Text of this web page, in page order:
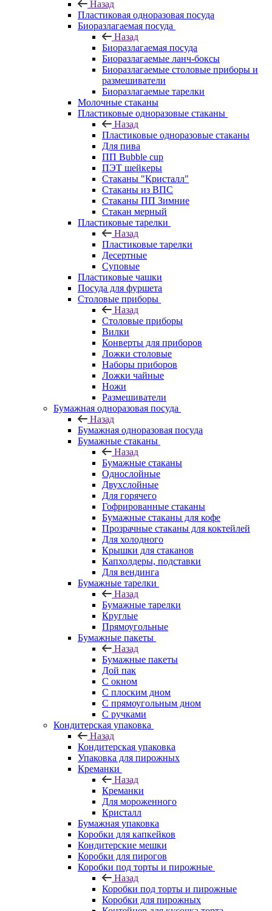
Назад
Пластиковая одноразовая посуда
Биоразлагаемая посуда
Назад
Биоразлагаемая посуда
Биоразлагаемые ланч-боксы
Биоразлагаемые столовые приборы и
размешиватели
Биоразлагаемые тарелки
Молочные стаканы
Пластиковые одноразовые стаканы
Назад
Пластиковые одноразовые стаканы
Для пива
ПП Bubble cup
ПЭТ шейкеры
Стаканы "Кристалл"
Стаканы из ВПС
Стаканы ПП Зимние
Стакан мерный
Пластиковые тарелки
Назад
Пластиковые тарелки
Десертные
Суповые
Пластиковые чашки
Посуда для фуршета
Столовые приборы
Назад
Столовые приборы
Вилки
Конверты для приборов
Ложки столовые
Наборы приборов
Ложки чайные
Ножи
Размешиватели
Бумажная одноразовая посуда
Назад
Бумажная одноразовая посуда
Бумажные стаканы
Назад
Бумажные стаканы
Однослойные
Двухслойные
Для горячего
Гофрированные стаканы
Бумажные стаканы для кофе
Прозрачные стаканы для коктейлей
Для холодного
Крышки для стаканов
Капхолдеры, подставки
Для вендинга
Бумажные тарелки
Назад
Бумажные тарелки
Круглые
Прямоугольные
Бумажные пакеты
Назад
Бумажные пакеты
Дой пак
С окном
С плоским дном
С прямоугольным дном
С ручками
Кондитерская упаковка
Назад
Кондитерская упаковка
Упаковка для пирожных
Креманки
Назад
Креманки
Для мороженного
Кристалл
Бумажная упаковка
Коробки для капкейков
Кондитерские мешки
Коробки для пирогов
Коробки под торты и пирожные
Назад
Коробки под торты и пирожные
Коробки для пирожных